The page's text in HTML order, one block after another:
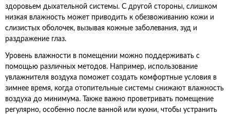
здоровьем дыхательной системы. С другой стороны, слишком
низкая влажность может приводить к обезвоживанию кожи и
слизистых оболочек, вызывая кожные заболевания, зуд и
раздражение глаз.
Уровень влажности в помещении можно поддерживать с
помощью различных методов. Например, использование
увлажнителя воздуха поможет создать комфортные условия в
зимнее время, когда отопительные системы снижают влажность
воздуха до минимума. Также важно проветривать помещение
регулярно, особенно после ванной или кухни, чтобы устранить